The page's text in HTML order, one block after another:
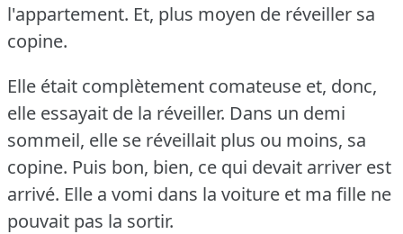
l'appartement. Et, plus moyen de réveiller sa
copine.
Elle était complètement comateuse et, donc,
elle essayait de la réveiller. Dans un demi
sommeil, elle se réveillait plus ou moins, sa
copine. Puis bon, bien, ce qui devait arriver est
arrivé. Elle a vomi dans la voiture et ma fille ne
pouvait pas la sortir.